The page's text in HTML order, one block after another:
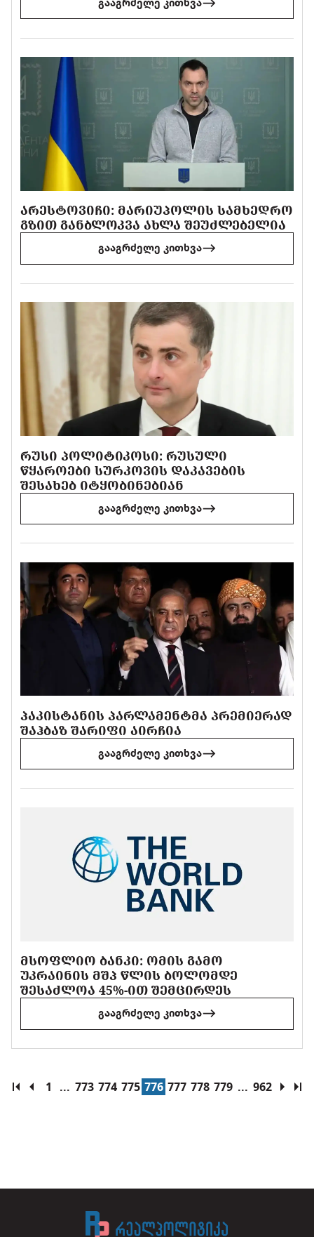
გააგრძელე კითხვა
ᲐᲠᲔᲡᲢᲝᲕᲘᲩᲘ: ᲛᲐᲠᲘᲣᲞᲝᲚᲘᲡ ᲡᲐᲛᲮᲔᲓᲠᲝ
ᲒᲖᲘᲗ ᲒᲐᲜᲑᲚᲝᲙᲕᲐ ᲐᲮᲚᲐ ᲨᲔᲣᲫᲚᲔᲑᲔᲚᲘᲐ
გააგრძელე კითხვა
ᲠᲣᲡᲘ ᲞᲝᲚᲘᲢᲘᲙᲝᲡᲘ: ᲠᲣᲡᲣᲚᲘ
ᲬᲧᲐᲠᲝᲔᲑᲘ ᲡᲣᲠᲙᲝᲕᲘᲡ ᲓᲐᲙᲐᲕᲔᲑᲘᲡ
ᲨᲔᲡᲐᲮᲔᲑ ᲘᲢᲧᲝᲑᲘᲜᲔᲑᲘᲐᲜ
გააგრძელე კითხვა
ᲞᲐᲙᲘᲡᲢᲐᲜᲘᲡ ᲞᲐᲠᲚᲐᲛᲔᲜᲢᲛᲐ ᲞᲠᲔᲛᲘᲔᲠᲐᲓ
ᲨᲐᲰᲑᲐᲖ ᲨᲐᲠᲘᲤᲘ ᲐᲘᲠᲩᲘᲐ
გააგრძელე კითხვა
ᲛᲡᲝᲤᲚᲘᲝ ᲑᲐᲜᲙᲘ: ᲝᲛᲘᲡ ᲒᲐᲛᲝ
ᲣᲙᲠᲐᲘᲜᲘᲡ ᲛᲨᲞ ᲬᲚᲘᲡ ᲑᲝᲚᲝᲛᲓᲔ
ᲨᲔᲡᲐᲫᲚᲝᲐ 45%-ᲘᲗ ᲨᲔᲛᲪᲘᲠᲓᲔᲡ
გააგრძელე კითხვა
1 ... 773 774 775 776 777 778 779 ... 962